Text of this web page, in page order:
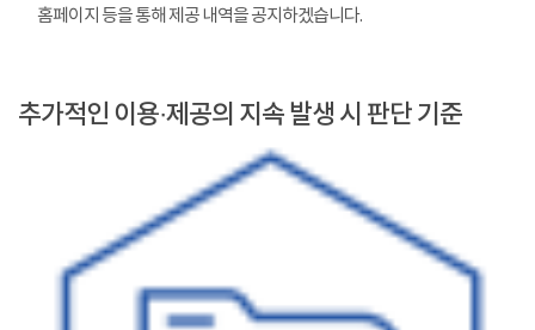
홈페이지 등을 통해 제공 내역을 공지하겠습니다.
추가적인 이용·제공의 지속 발생 시 판단 기준